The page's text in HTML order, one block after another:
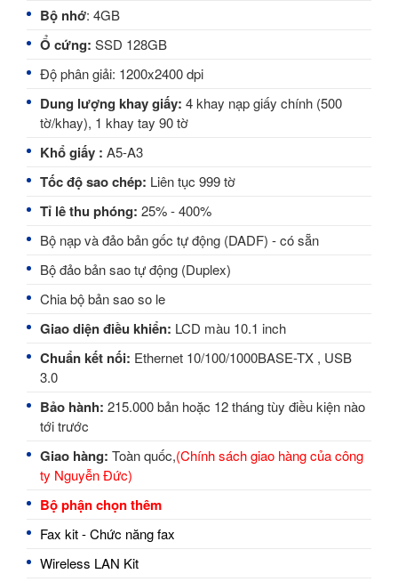
Bộ nhớ: 4GB
Ổ cứng: SSD 128GB
Độ phân giải: 1200x2400 dpi
Dung lượng khay giấy: 4 khay nạp giấy chính (500
tờ/khay), 1 khay tay 90 tờ
Khổ giấy : A5-A3
Tốc độ sao chép: Liên tục 999 tờ
Tỉ lê thu phóng: 25% - 400%
Bộ nạp và đảo bản gốc tự động (DADF) - có sẵn
Bộ đảo bản sao tự động (Duplex)
Chia bộ bản sao so le
Giao diện điều khiển: LCD màu 10.1 inch
Chuẩn kết nối: Ethernet 10/100/1000BASE-TX , USB
3.0
Bảo hành: 215.000 bản hoặc 12 tháng tùy điều kiện nào
tới trước
Giao hàng: Toàn quốc,(Chính sách giao hàng của công
ty Nguyễn Đức)
Bộ phận chọn thêm
Fax kit - Chức năng fax
Wireless LAN Kit